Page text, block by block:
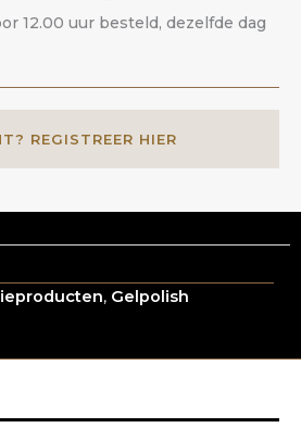
12.00 uur besteld, dezelfde dag
REGISTREER HIER
, Gelpolish